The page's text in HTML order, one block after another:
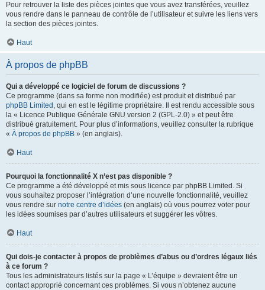
Pour retrouver la liste des pièces jointes que vous avez transférées, veuillez
vous rendre dans le panneau de contrôle de l’utilisateur et suivre les liens vers
la section des pièces jointes.
Haut
À propos de phpBB
Qui a développé ce logiciel de forum de discussions ?
Ce programme (dans sa forme non modifiée) est produit et distribué par
phpBB Limited , qui en est le légitime propriétaire. Il est rendu accessible sous
la « Licence Publique Générale GNU version 2 (GPL-2.0) » et peut être
distribué gratuitement. Pour plus d’informations, veuillez consulter la rubrique
« À propos de phpBB » (en anglais).
Haut
Pourquoi la fonctionnalité X n’est pas disponible ?
Ce programme a été développé et mis sous licence par phpBB Limited. Si
vous souhaitez proposer l’intégration d’une nouvelle fonctionnalité, veuillez
vous rendre sur notre centre d’idées (en anglais) où vous pourrez voter pour
les idées soumises par d’autres utilisateurs et suggérer les vôtres.
Haut
Qui dois-je contacter à propos de problèmes d’abus ou d’ordres légaux liés
à ce forum ?
Tous les administrateurs listés sur la page « L’équipe » devraient être un
contact approprié concernant ces problèmes. Si vous n’obtenez aucune